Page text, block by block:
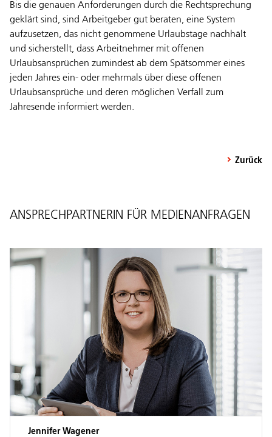
Bis die genauen Anforderungen durch die Rechtsprechung
geklärt sind, sind Arbeitgeber gut beraten, eine System
aufzusetzen, das nicht genommene Urlaubstage nachhält
und sicherstellt, dass Arbeitnehmer mit offenen
Urlaubsansprüchen zumindest ab dem Spätsommer eines
jeden Jahres ein- oder mehrmals über diese offenen
Urlaubsansprüche und deren möglichen Verfall zum
Jahresende informiert werden.
Zurück
ANSPRECHPARTNERIN FÜR MEDIENANFRAGEN
Jennifer Wagener